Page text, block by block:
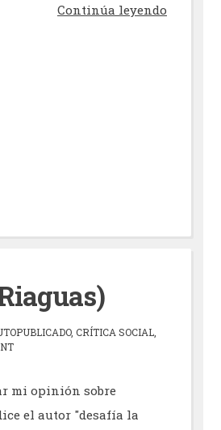
Continúa leyendo
, CRÍTICA SOCIAL,
mi opinión sobre
el autor "desafía la